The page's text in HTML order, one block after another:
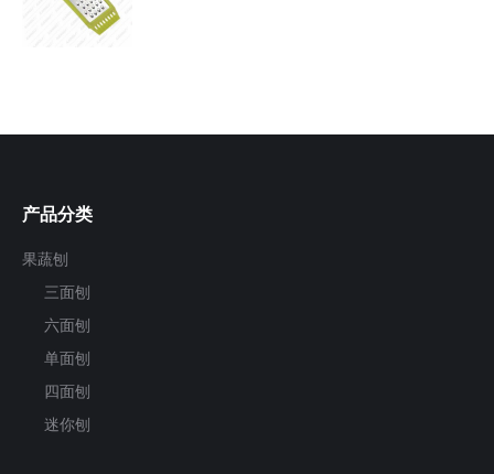
产品分类
果蔬刨
三面刨
六面刨
单面刨
四面刨
迷你刨